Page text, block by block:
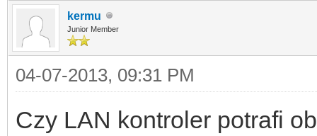
kermu
Junior Member
04-07-2013, 09:31 PM
Czy LAN kontroler potrafi